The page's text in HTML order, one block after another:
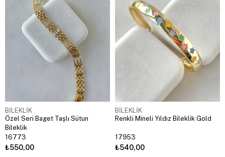
BİLEKLİK
Özel Seri Baget Taşlı Sütun
Bileklik
16773
₺550,00
BİLEKLİK
Renkli Mineli Yıldız Bileklik Gold
17953
₺540,00